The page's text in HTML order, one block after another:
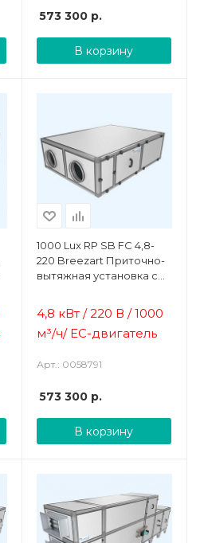
573 300р.
В корзину
1000 Lux RP SB FC 4,8-
220 Breezart Приточно-
вытяжная установка с
рекуператором
4,8 кВт / 220 В / 1000
м³/ч/ ЕС-двигатель
Арт.: 0058791
573 300р.
В корзину